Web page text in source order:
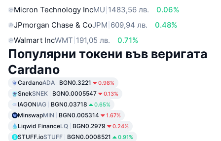
Micron Technology IncMU 1483,56 лв.
0.06%
JPmorgan Chase & CoJPM 609,94 лв.
0.48%
Walmart IncWMT 191,05 лв. 0.71%
Популярни токени във веригата
Cardano
CardanoADA BGN0.3221 0.98%
SnekSNEK BGN0.0005547 0.13%
IAGONIAG BGN0.03718 0.65%
MinswapMIN BGN0.005314 1.67%
Liqwid FinanceLQ BGN0.2979 0.24%
STUFF.ioSTUFF BGN0.0008521 0.91%